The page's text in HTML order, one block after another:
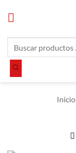
productos
Inicio